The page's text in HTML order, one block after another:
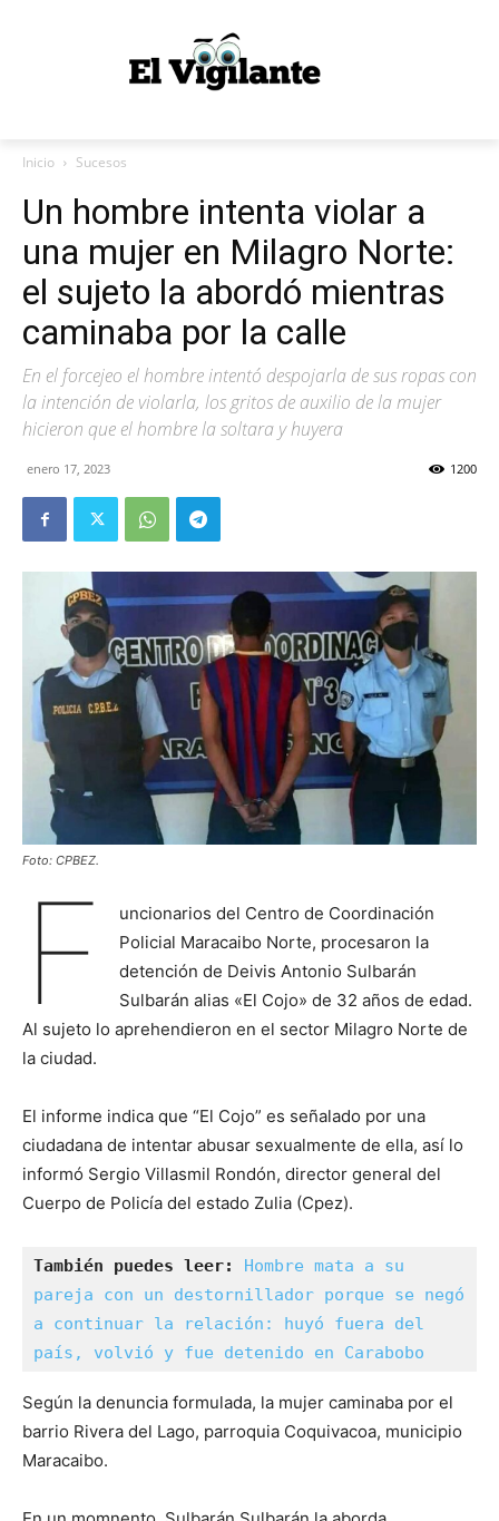
Inicio Sucesos
Un hombre intenta violar a
una mujer en Milagro Norte:
el sujeto la abordó mientras
caminaba por la calle
En el forcejeo el hombre intentó despojarla de sus ropas con
la intención de violarla, los gritos de auxilio de la mujer
hicieron que el hombre la soltara y huyera
enero 17, 2023 1200
Foto: CPBEZ.
F
uncionarios del Centro de Coordinación
Policial Maracaibo Norte, procesaron la
detención de Deivis Antonio Sulbarán
Sulbarán alias «El Cojo» de 32 años de edad.
Al sujeto lo aprehendieron en el sector Milagro Norte de
la ciudad.
El informe indica que “El Cojo” es señalado por una
ciudadana de intentar abusar sexualmente de ella, así lo
informó Sergio Villasmil Rondón, director general del
Cuerpo de Policía del estado Zulia (Cpez).
También puedes leer: Hombre mata a su
pareja con un destornillador porque se negó
a continuar la relación: huyó fuera del
país, volvió y fue detenido en Carabobo
Según la denuncia formulada, la mujer caminaba por el
barrio Rivera del Lago, parroquia Coquivacoa, municipio
Maracaibo.